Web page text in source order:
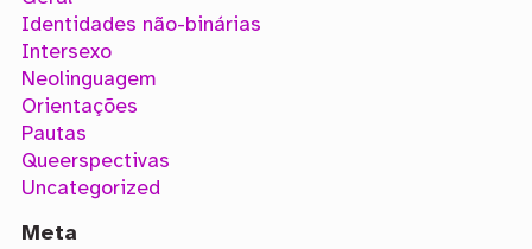
Identidades não-binárias
Intersexo
Neolinguagem
Orientações
Pautas
Queerspectivas
Uncategorized
Meta